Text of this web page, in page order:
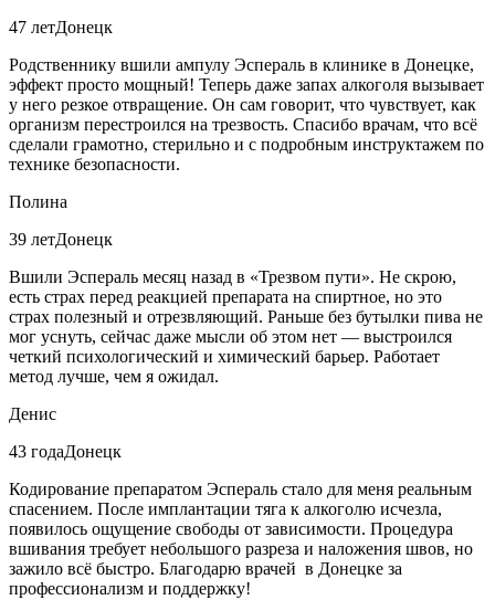
47 летДонецк
Родственнику вшили ампулу Эспераль в клинике в Донецке,
эффект просто мощный! Теперь даже запах алкоголя вызывает
у него резкое отвращение. Он сам говорит, что чувствует, как
организм перестроился на трезвость. Спасибо врачам, что всё
сделали грамотно, стерильно и с подробным инструктажем по
технике безопасности.
Полина
39 летДонецк
Вшили Эспераль месяц назад в «Трезвом пути». Не скрою,
есть страх перед реакцией препарата на спиртное, но это
страх полезный и отрезвляющий. Раньше без бутылки пива не
мог уснуть, сейчас даже мысли об этом нет — выстроился
четкий психологический и химический барьер. Работает
метод лучше, чем я ожидал.
Денис
43 годаДонецк
Кодирование препаратом Эспераль стало для меня реальным
спасением. После имплантации тяга к алкоголю исчезла,
появилось ощущение свободы от зависимости. Процедура
вшивания требует небольшого разреза и наложения швов, но
зажило всё быстро. Благодарю врачей в Донецке за
профессионализм и поддержку!